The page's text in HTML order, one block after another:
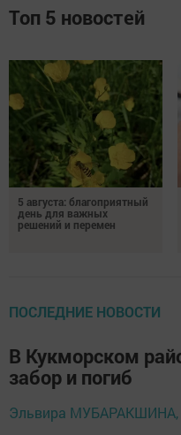
Топ 5 новостей
5 августа: благоприятный
день для важных
решений и перемен
ПОСЛЕДНИЕ НОВОСТИ
В Кукморском
забор и погиб
Эльвира МУБАРАКШИНА,